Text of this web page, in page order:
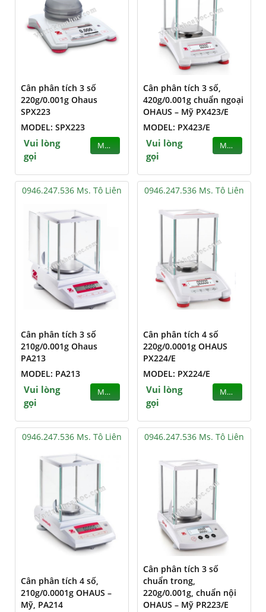
Cân phân tích 3 số
220g/0.001g Ohaus
SPX223
MODEL: SPX223
Vui lòng
gọi
MUA
Cân phân tích 3 số,
420g/0.001g chuẩn ngoại
OHAUS – Mỹ PX423/E
MODEL: PX423/E
Vui lòng
gọi
MUA
0946.247.536 Ms. Tô Liên
Cân phân tích 3 số
210g/0.001g Ohaus
PA213
MODEL: PA213
Vui lòng
gọi
MUA
0946.247.536 Ms. Tô Liên
Cân phân tích 4 số
220g/0.0001g OHAUS
PX224/E
MODEL: PX224/E
Vui lòng
gọi
MUA
0946.247.536 Ms. Tô Liên
Cân phân tích 4 số,
210g/0.0001g OHAUS –
Mỹ, PA214
0946.247.536 Ms. Tô Liên
Cân phân tích 3 số
chuẩn trong,
220g/0.001g, chuẩn nội
OHAUS – Mỹ PR223/E